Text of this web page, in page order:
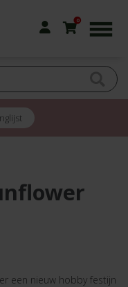
0
een nieuw hobby festijn